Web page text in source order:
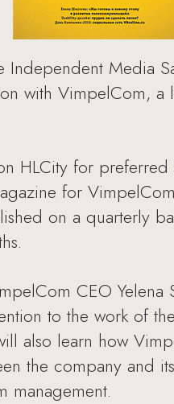
Media
with VimpelCom, a
HLCity for preferred
for
on a quarterly
CEO
to the work of
also learn how
the company and
management.